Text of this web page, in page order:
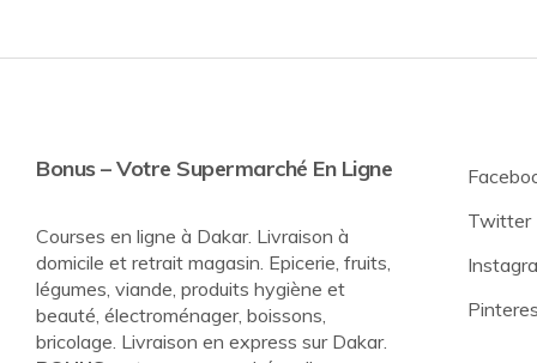
Bonus – Votre Supermarché En Ligne
Courses en ligne à Dakar. Livraison à
domicile et retrait magasin. Epicerie, fruits,
légumes, viande, produits hygiène et
beauté, électroménager, boissons,
bricolage. Livraison en express sur Dakar.
Twitter